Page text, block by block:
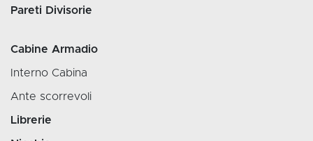
Pareti Divisorie
Cabine Armadio
Interno Cabina
Ante scorrevoli
Librerie